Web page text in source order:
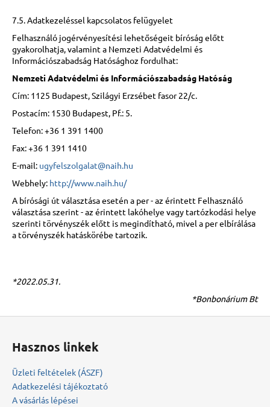
7.5. Adatkezeléssel kapcsolatos felügyelet
Felhasználó jogérvényesítési lehetőségeit bíróság előtt
gyakorolhatja, valamint a Nemzeti Adatvédelmi és
Információszabadság Hatósághoz fordulhat:
Nemzeti Adatvédelmi és Információszabadság Hatóság
Cím: 1125 Budapest, Szilágyi Erzsébet fasor 22/c.
Postacím: 1530 Budapest, Pf.: 5.
Telefon: +36 1 391 1400
Fax: +36 1 391 1410
E-mail: ugyfelszolgalat@naih.hu
Webhely: http://www.naih.hu/
A bírósági út választása esetén a per - az érintett Felhasználó
választása szerint - az érintett lakóhelye vagy tartózkodási helye
szerinti törvényszék előtt is megindítható, mivel a per elbírálása
a törvényszék hatáskörébe tartozik.
*2022.05.31.
*Bonbonárium Bt
Hasznos linkek
Üzleti feltételek (ÁSZF)
Adatkezelési tájékoztató
A vásárlás lépései